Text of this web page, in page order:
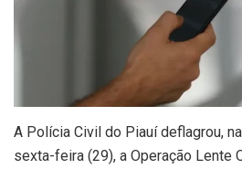
A Polícia Civil do Piauí deflagrou,
sexta-feira (29), a Operação Lente